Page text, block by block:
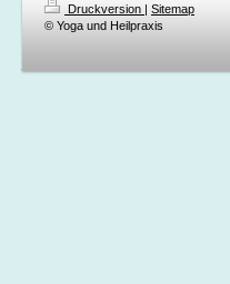
Druckversion | Sitemap
© Yoga und Heilpraxis